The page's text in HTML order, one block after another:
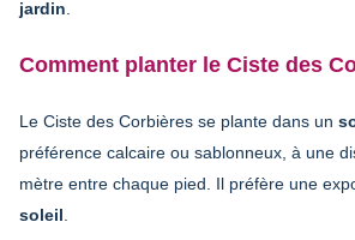
jardin
Comment planter le Ciste des
Le Ciste des Corbières se plante dans un
préférence calcaire ou sablonneux, à une
mètre entre chaque pied. Il préfère une
soleil